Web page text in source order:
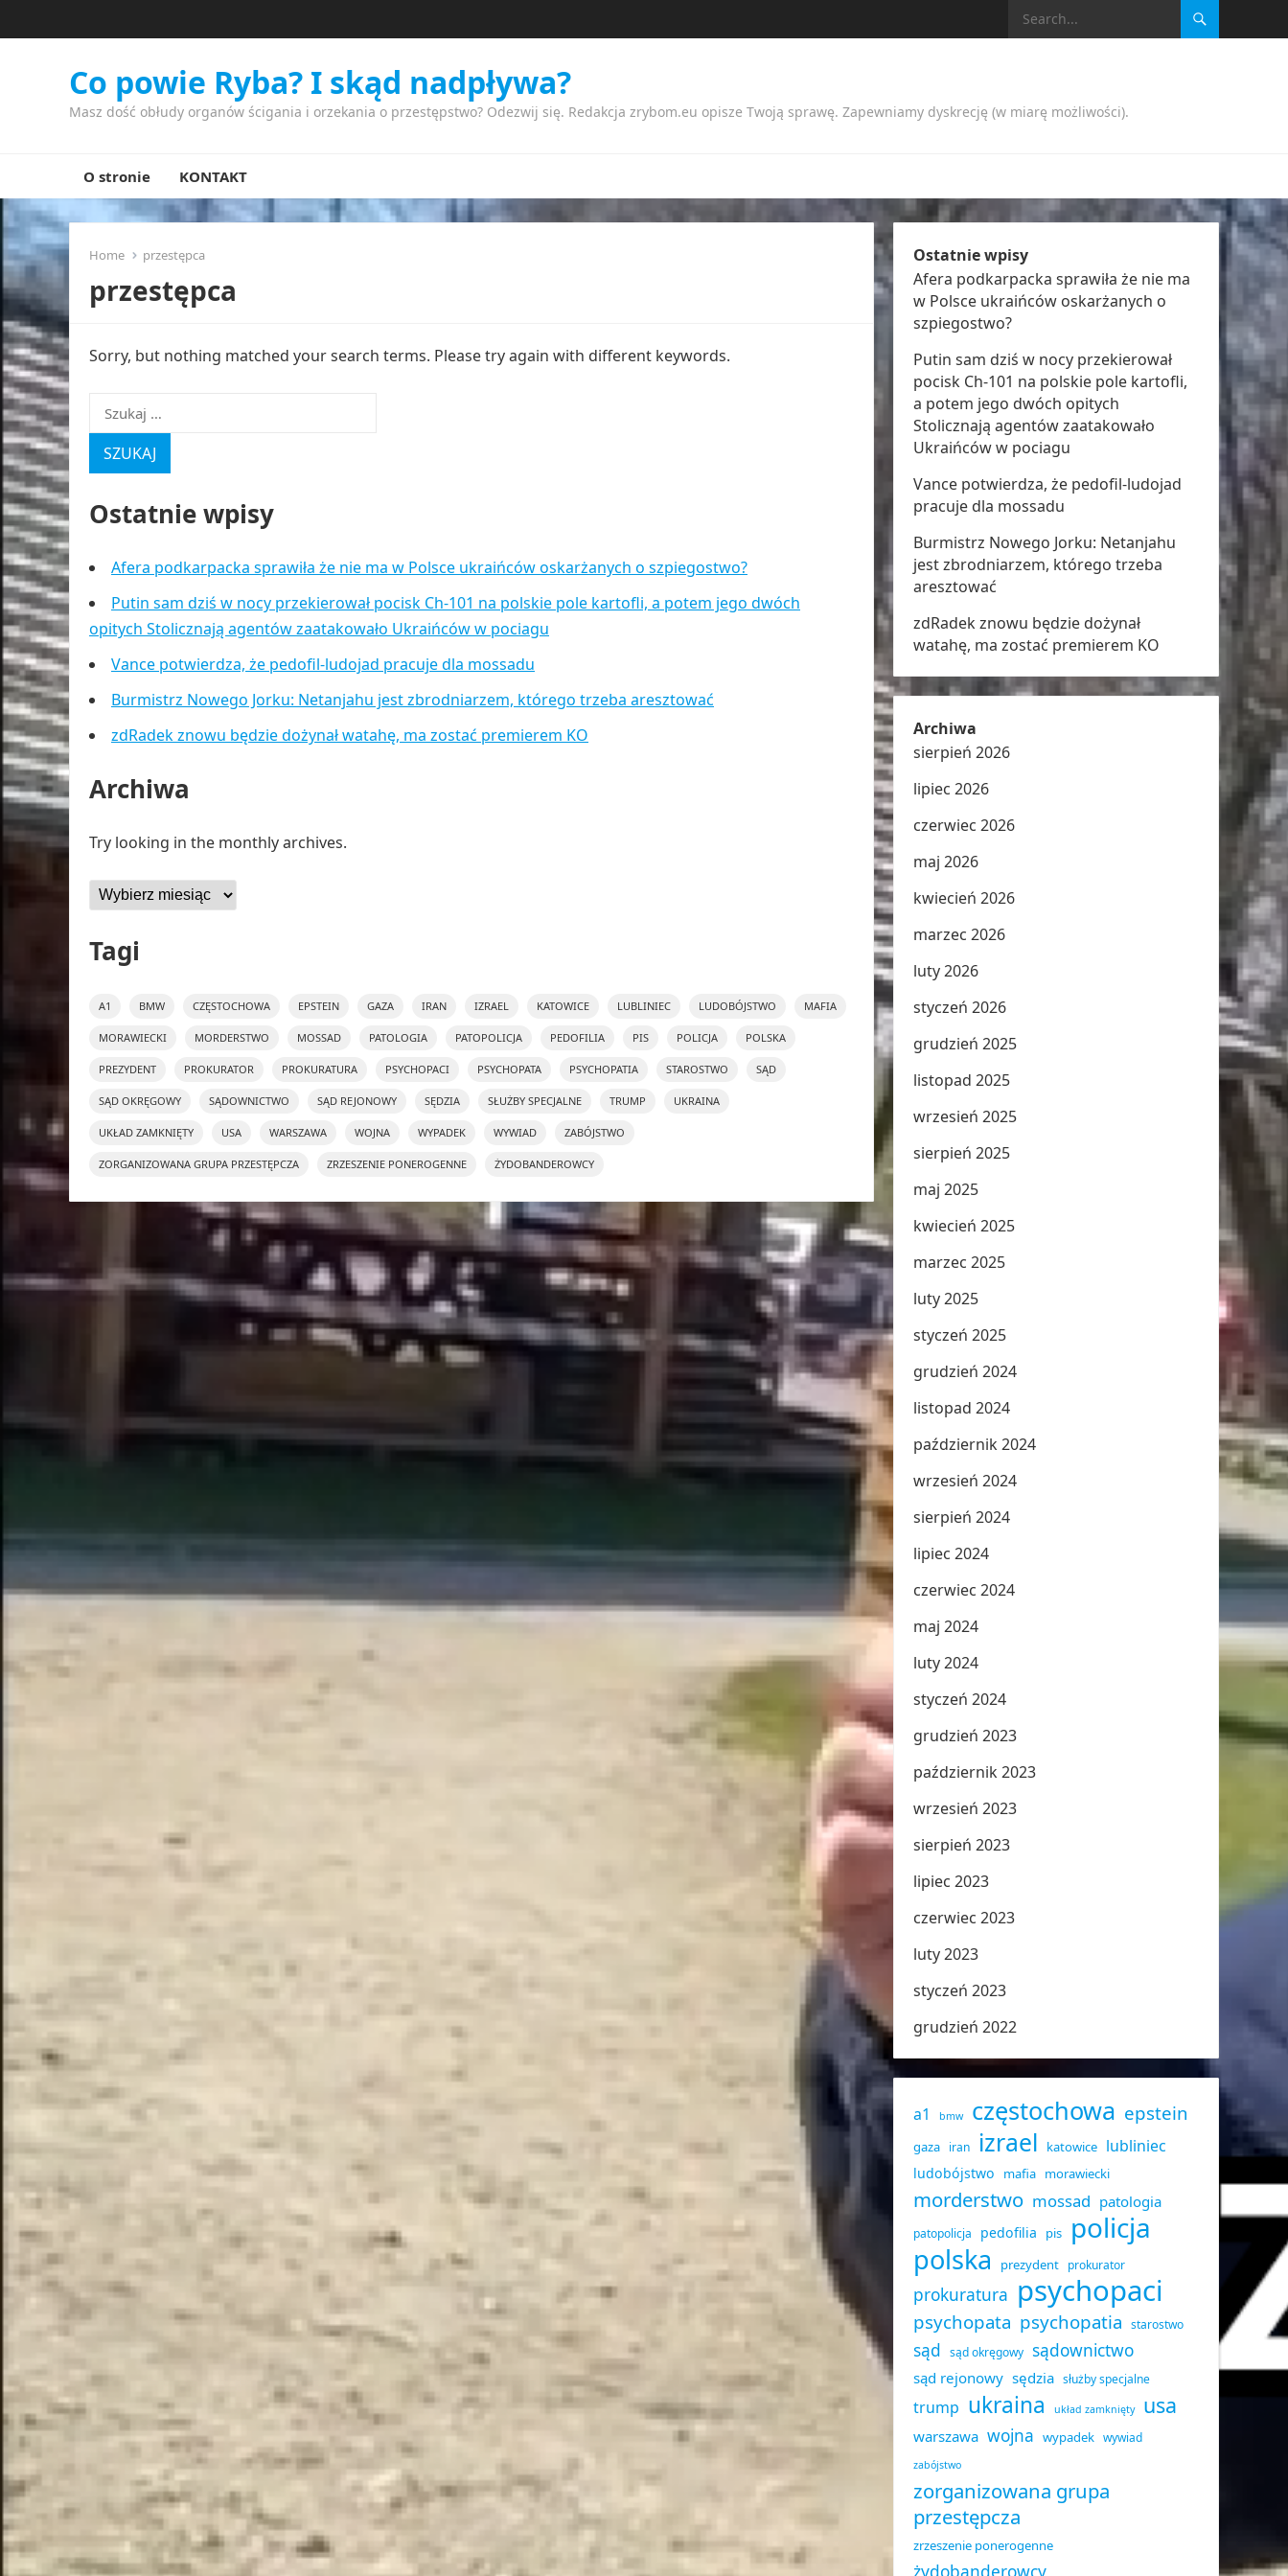
Co powie Ryba? I skąd nadpływa?
Masz dość obłudy organów ścigania i orzekania o przestępstwo? Odezwij się. Redakcja zrybom.eu opisze Twoją sprawę. Zapewniamy dyskrecję (w miarę możliwości).
O stronie KONTAKT
Home przestępca
przestępca
Sorry, but nothing matched your search terms. Please try again with different keywords.
Szukaj:
Ostatnie wpisy
Afera podkarpacka sprawiła że nie ma w Polsce ukraińców oskarżanych o szpiegostwo?
Putin sam dziś w nocy przekierował pocisk Ch-101 na polskie pole kartofli, a potem jego dwóch
opitych Stolicznają agentów zaatakowało Ukraińców w pociagu
Vance potwierdza, że pedofil-ludojad pracuje dla mossadu
Burmistrz Nowego Jorku: Netanjahu jest zbrodniarzem, którego trzeba aresztować
zdRadek znowu będzie dożynał watahę, ma zostać premierem KO
Archiwa
Try looking in the monthly archives.
Archiwa
Tagi
A1 BMW CZĘSTOCHOWA EPSTEIN GAZA IRAN IZRAEL KATOWICE LUBLINIEC LUDOBÓJSTWO MAFIA
MORAWIECKI MORDERSTWO MOSSAD PATOLOGIA PATOPOLICJA PEDOFILIA PIS POLICJA POLSKA
PREZYDENT PROKURATOR PROKURATURA PSYCHOPACI PSYCHOPATA PSYCHOPATIA STAROSTWO SĄD
SĄD OKRĘGOWY SĄDOWNICTWO SĄD REJONOWY SĘDZIA SŁUŻBY SPECJALNE TRUMP UKRAINA
UKŁAD ZAMKNIĘTY USA WARSZAWA WOJNA WYPADEK WYWIAD ZABÓJSTWO
ZORGANIZOWANA GRUPA PRZESTĘPCZA ZRZESZENIE PONEROGENNE ŻYDOBANDEROWCY
Ostatnie wpisy
Afera podkarpacka sprawiła że nie ma
w Polsce ukraińców oskarżanych o
szpiegostwo?
Putin sam dziś w nocy przekierował
pocisk Ch-101 na polskie pole kartofli,
a potem jego dwóch opitych
Stolicznają agentów zaatakowało
Ukraińców w pociagu
Vance potwierdza, że pedofil-ludojad
pracuje dla mossadu
Burmistrz Nowego Jorku: Netanjahu
jest zbrodniarzem, którego trzeba
aresztować
zdRadek znowu będzie dożynał
watahę, ma zostać premierem KO
Archiwa
sierpień 2026
lipiec 2026
czerwiec 2026
maj 2026
kwiecień 2026
marzec 2026
luty 2026
styczeń 2026
grudzień 2025
listopad 2025
wrzesień 2025
sierpień 2025
maj 2025
kwiecień 2025
marzec 2025
luty 2025
styczeń 2025
grudzień 2024
listopad 2024
październik 2024
wrzesień 2024
sierpień 2024
lipiec 2024
czerwiec 2024
maj 2024
luty 2024
styczeń 2024
grudzień 2023
październik 2023
wrzesień 2023
sierpień 2023
lipiec 2023
czerwiec 2023
luty 2023
styczeń 2023
grudzień 2022
a1 bmw częstochowa epstein
gaza iran izrael katowice lubliniec
ludobójstwo mafia morawiecki
morderstwo mossad patologia
patopolicja pedofilia pis policja
polska prezydent prokurator
prokuratura psychopaci
psychopata psychopatia starostwo
sąd sąd okręgowy sądownictwo
sąd rejonowy sędzia służby specjalne
trump ukraina układ zamknięty usa
warszawa wojna wypadek wywiad
zabójstwo
zorganizowana grupa
przestępcza
zrzeszenie ponerogenne